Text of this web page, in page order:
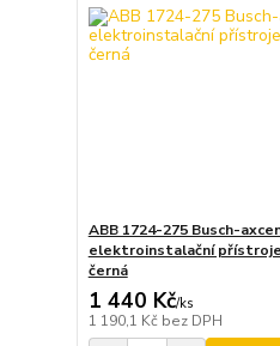
ABB 1724-275 Busch-
elektroinstalační
černá
1 440 Kč/ks
1 190,1 Kč bez DPH